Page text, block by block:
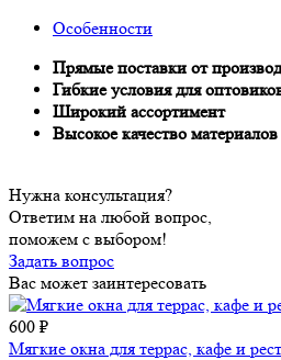
Особенности
Прямые поставки от
Гибкие условия для
Широкий ассортимент
Высокое качество материалов
Нужна консультация?
Ответим на любой вопрос,
поможем с выбором!
Задать вопрос
Вас может заинтересовать
600 ₽
Мягкие окна для террас, кафе и